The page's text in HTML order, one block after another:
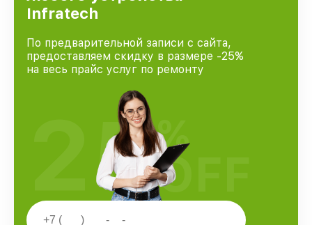
Infratech
По предварительной записи с сайта,
предоставляем скидку в размере -25%
на весь прайс услуг по ремонту
25%
OFF